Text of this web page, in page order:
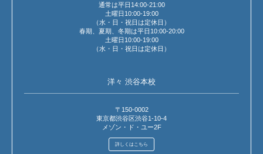
通常は平日14:00-21:00
土曜日10:00-19:00
（水・日・祝日は定休日）
春期、夏期、冬期は平日10:00-20:00
土曜日10:00-19:00
（水・日・祝日は定休日）
洋々 渋谷本校
〒150-0002
東京都渋谷区渋谷1-10-4
メゾン・ド・ユー2F
詳しくはこちら